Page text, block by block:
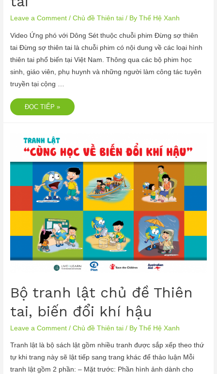
Leave a Comment /Chủ đề Thiên tai / ByThế Hệ Xanh
Video Ứng phó với Dông Sét thuộc chuỗi phim Đừng sợ thiên
tai Đừng sợ thiên tai là chuỗi phim có nội dung về các loại hình
thiên tai phổ biến tại Việt Nam. Thông qua các bộ phim học
sinh, giáo viên, phụ huynh và những người làm công tác tuyên
truyền tại cộng …
ĐỌC TIẾP »
Bộ tranh lật chủ đề Thiên
tai, biến đổi khí hậu
Leave a Comment /Chủ đề Thiên tai / ByThế Hệ Xanh
Tranh lật là bộ sách lật gồm nhiều tranh được sắp xếp theo thứ
tự khi trang này sẽ lật tiếp sang trang khác để thảo luận Mỗi
tranh lật gồm 2 phần: – Mặt trước: Phần hình ảnh dành cho